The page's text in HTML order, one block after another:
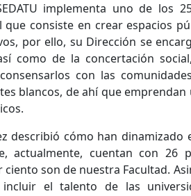
implementa uno de los
consiste en crear espacios
por ello, su Dirección se
como de la concertación
con las
blancos, de ahí que
describió cómo han dinamizado
actualmente, cuentan con 26
ciento son de nuestra Facultad.
el talento de las